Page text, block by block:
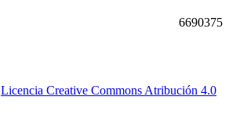
6690375
Licencia Creative Commons Atribución 4.0